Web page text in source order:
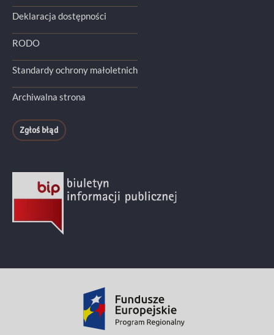
Deklaracja dostępności
RODO
Standardy ochrony małoletnich
Archiwalna strona
Zgłoś błąd